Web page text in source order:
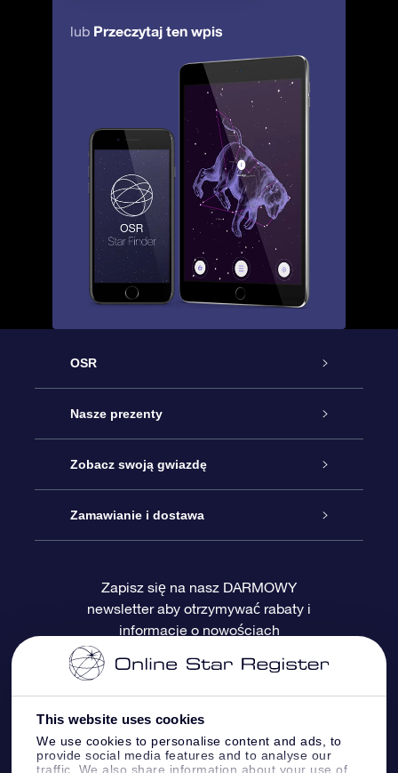
This website uses cookies
We use cookies to personalise content and ads, to
provide social media features and to analyse our
traffic. We also share information about your use of
lub Przeczytaj ten wpis
OSR
Obsługa
Kontakt
Blog
Recenzje
Nasze prezenty
Podarunek Gwiazda Online
Pakiet Podarunkowy OSR
Karta podarunkowa OSR
Prezenty firmowe
Zobacz swoją gwiazdę
Rejestr Gwiazd
Sprsonalizowana Strona Gwiazdy
One Million Stars
Gwieździsty Wygaszacz Ekranu OSR
Aplikacja VR „Fly me to the stars”
Zamawianie i dostawa
Metody płatności
Dostawa
Polityka zwrotów
Gwiazdozbiorach
Zapisz się na nasz DARMOWY
newsletter aby otrzymywać rabaty i
informacje o nowościach